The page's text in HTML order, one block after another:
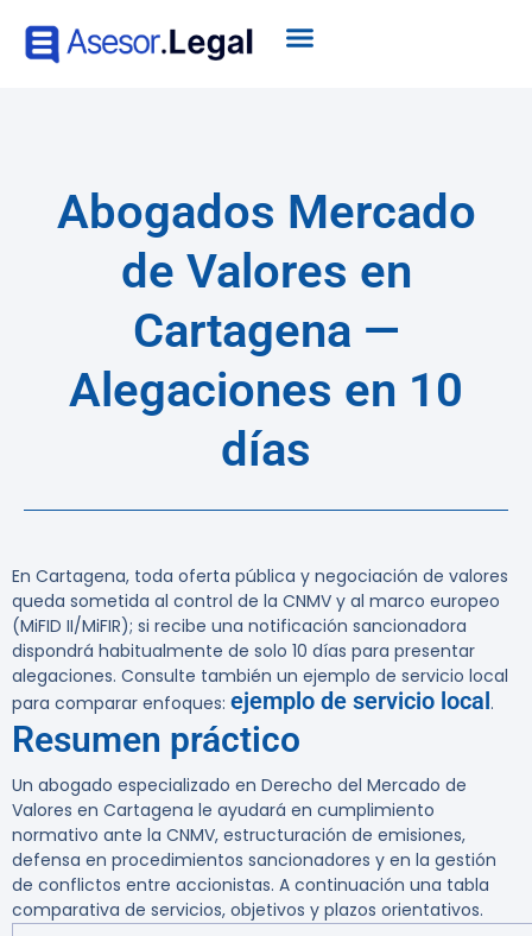
Abogados Mercado
de Valores en
Cartagena —
Alegaciones en 10
días
En Cartagena, toda oferta pública y negociación de valores
queda sometida al control de la CNMV y al marco europeo
(MiFID II/MiFIR); si recibe una notificación sancionadora
dispondrá habitualmente de solo 10 días para presentar
alegaciones. Consulte también un ejemplo de servicio local
para comparar enfoques: ejemplo de servicio local.
Resumen práctico
Un abogado especializado en Derecho del Mercado de
Valores en Cartagena le ayudará en cumplimiento
normativo ante la CNMV, estructuración de emisiones,
defensa en procedimientos sancionadores y en la gestión
de conflictos entre accionistas. A continuación una tabla
comparativa de servicios, objetivos y plazos orientativos.